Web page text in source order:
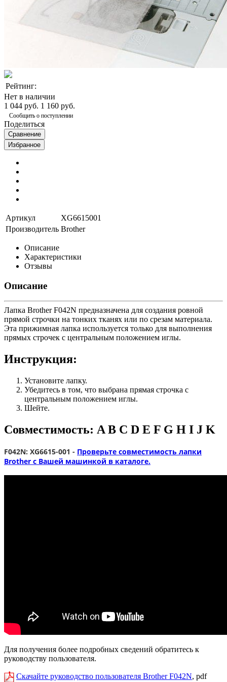
Рейтинг:
Нет в наличии
1 044 руб. 1 160 руб.
Сообщить о поступлении
Поделиться
Сравнение
Избранное
Артикул
XG6615001
Производитель Brother
Описание
Характеристики
Отзывы
Описание
Лапка Brother F042N предназначена для создания ровной
прямой строчки на тонких тканях или по срезам материала.
Эта прижимная лапка используется только для выполнения
прямых строчек с центральным положением иглы.
Инструкция:
Установите лапку.
Убедитесь в том, что выбрана прямая строчка с
центральным положением иглы.
Шейте.
Совместимость: A B C D E F G H I J K
F042N: XG6615-001 - Проверьте совместимость лапки
Brother с Вашей машинкой в каталоге.
Для получения более подробных сведений обратитесь к
руководству пользователя.
Скачайте руководство пользователя Brother F042N, pdf